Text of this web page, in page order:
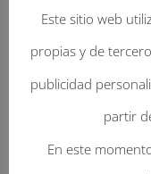
cantidad
Este sitio web
propias y de
publicidad
partir
En este